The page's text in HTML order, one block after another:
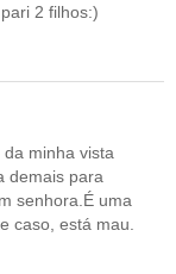
2 filhos:)
da minha vista
demais para
senhora.É uma
caso, está mau.